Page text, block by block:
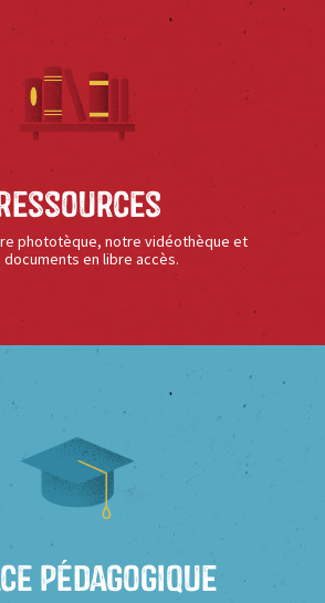
phototèque, notre vidéothèque et
documents en libre accès.
Pédagogique